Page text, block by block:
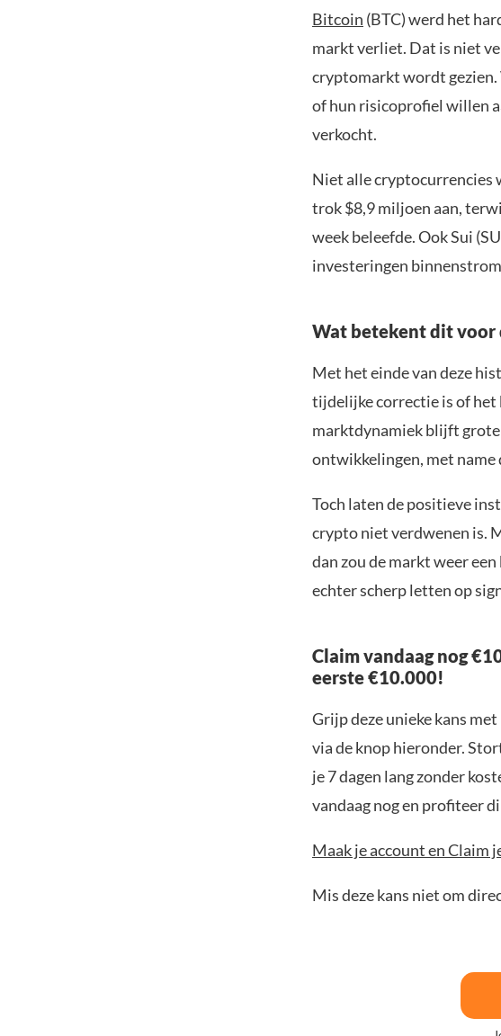
Bitcoin (BTC) werd het
markt verliet. Dat is niet
cryptomarkt wordt
of hun risicoprofiel willen
verkocht.
Niet alle cryptocurrencies
trok $8,9 miljoen aan,
week beleefde. Ook Sui
investeringen
Wat betekent dit voor
Met het einde van deze
tijdelijke correctie is of het
marktdynamiek blijft
ontwikkelingen, met name
Toch laten de positieve
crypto niet verdwenen is.
dan zou de markt weer
echter scherp letten op
Claim vandaag nog
eerste €10.000!
Grijp deze unieke kans
via de knop hieronder.
je 7 dagen lang zonder
vandaag nog en profiteer
Maak je account en Claim
Mis deze kans niet om